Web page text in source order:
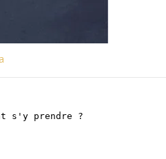
s'y prendre ?